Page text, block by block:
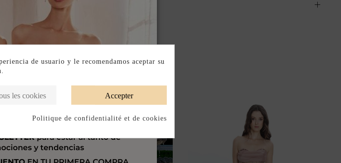
DESCRIPTION
de usuario y le recomendamos aceptar su
Accepter
les cookies
Politique de confidentialité et de cookies